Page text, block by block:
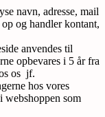
navn, adresse, mail
og handler kontant,
anvendes til
opbevares i 5 år fra
os jf.
hos vores
webshoppen som